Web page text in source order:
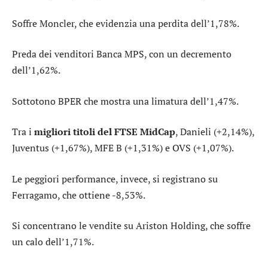
SoffreMoncler, che evidenzia una perdita dell’1,78%.
Preda dei venditori Banca MPS, con un decremento
dell’1,62%.
SottotonoBPERche mostra una limatura dell’1,47%.
Tra i migliori titoli del FTSE MidCap,Danieli (+2,14%),
Juventus (+1,67%),MFE B (+1,31%) eOVS (+1,07%).
Le peggiori performance, invece, si registrano su
Ferragamo, che ottiene -8,53%.
Si concentrano le vendite suAriston Holding, che soffre
un calo dell’1,71%.